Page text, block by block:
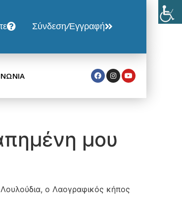
Σύνδεση/Εγγραφή
μου
ο Λαογραφικός κήπος